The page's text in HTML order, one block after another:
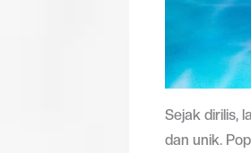
Sejak dirilis,
dan unik.